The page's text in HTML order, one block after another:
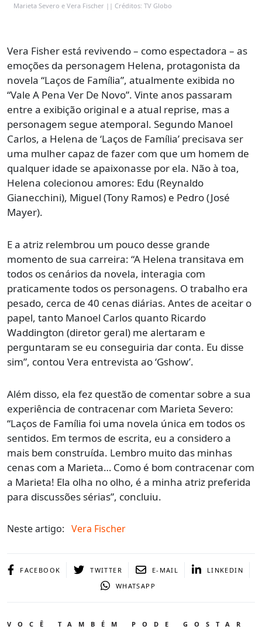
Marieta Severo e Vera Fischer || Créditos: TV Globo
Vera Fisher está revivendo – como espectadora – as
emoções da personagem Helena, protagonista da
novela “Laços de Família”, atualmente exibida no
“Vale A Pena Ver De Novo”. Vinte anos passaram
entre a exibição original e a atual reprise, mas a
personagem segue atemporal. Segundo Manoel
Carlos, a Helena de ‘Laços de Família’ precisava ser
uma mulher capaz de fazer com que um homem de
qualquer idade se apaixonasse por ela. Não à toa,
Helena colecionou amores: Edu (Reynaldo
Gianecchini), Miguel (Tony Ramos) e Pedro (José
Mayer).
E a atriz relembrou um pouco desse grande
momento de sua carreira: “A Helena transitava em
todos os cenários da novela, interagia com
praticamente todos os personagens. O trabalho era
pesado, cerca de 40 cenas diárias. Antes de aceitar o
papel, tanto Manoel Carlos quanto Ricardo
Waddington (diretor geral) me alertaram e
perguntaram se eu conseguiria dar conta. Eu disse
sim”, contou Vera entrevista ao ‘Gshow’.
Além disso, ela fez questão de comentar sobre a sua
experiência de contracenar com Marieta Severo:
“Laços de Família foi uma novela única em todos os
sentidos. Em termos de escrita, eu a considero a
mais bem construída. Lembro muito das minhas
cenas com a Marieta… Como é bom contracenar com
a Marieta! Ela olha no olho, é a minha atriz preferida
para discussões sérias”, concluiu.
Neste artigo: Vera Fischer
FACEBOOK TWITTER E-MAIL
LINKEDIN
WHATSAPP
VOCÊ TAMBÉM PODE GOSTAR